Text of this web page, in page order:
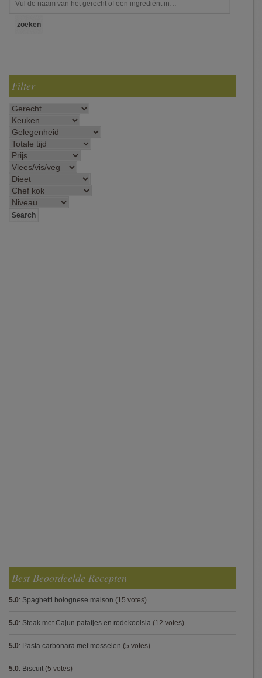
Filter
Best Beoordeelde Recepten
5.0: Spaghetti bolognese maison (15 votes)
5.0: Steak met Cajun patatjes en rodekoolsla (12 votes)
5.0: Pasta carbonara met mosselen (5 votes)
5.0: Biscuit (5 votes)